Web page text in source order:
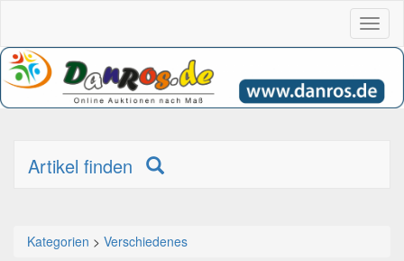
Artikel finden
Kategorien > Verschiedenes